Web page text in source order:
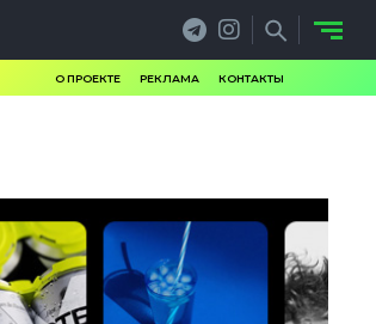
О ПРОЕКТЕ РЕКЛАМА КОНТАКТЫ